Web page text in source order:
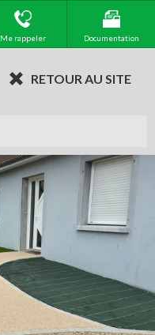
Me rappeler Documentation
RETOUR AU SITE